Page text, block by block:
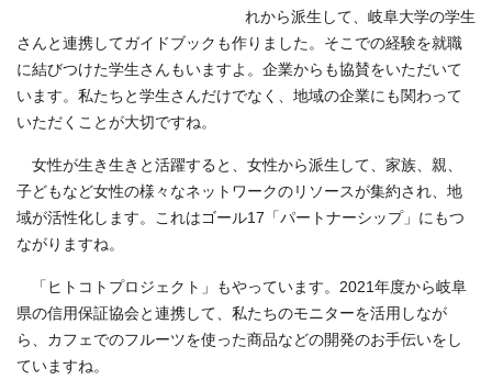
れから派生して、岐阜大学の学生
さんと連携してガイドブックも作りました。そこでの経験を就職
に結びつけた学生さんもいますよ。企業からも協賛をいただいて
います。私たちと学生さんだけでなく、地域の企業にも関わって
いただくことが大切ですね。
女性が生き生きと活躍すると、女性から派生して、家族、親、
子どもなど女性の様々なネットワークのリソースが集約され、地
域が活性化します。これはゴール17「パートナーシップ」にもつ
ながりますね。
「ヒトコトプロジェクト」もやっています。2021年度から岐阜
県の信用保証協会と連携して、私たちのモニターを活用しなが
ら、カフェでのフルーツを使った商品などの開発のお手伝いをし
ていますね。